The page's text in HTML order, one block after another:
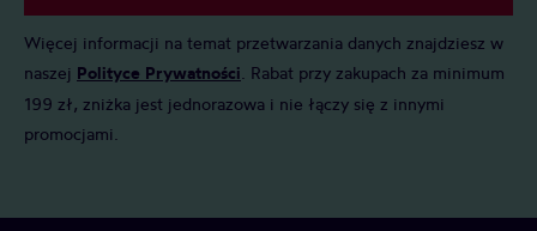
Więcej informacji na temat przetwarzania danych znajdziesz w
naszej Polityce Prywatności . Rabat przy zakupach za minimum
199 zł, zniżka jest jednorazowa i nie łączy się z innymi
promocjami.